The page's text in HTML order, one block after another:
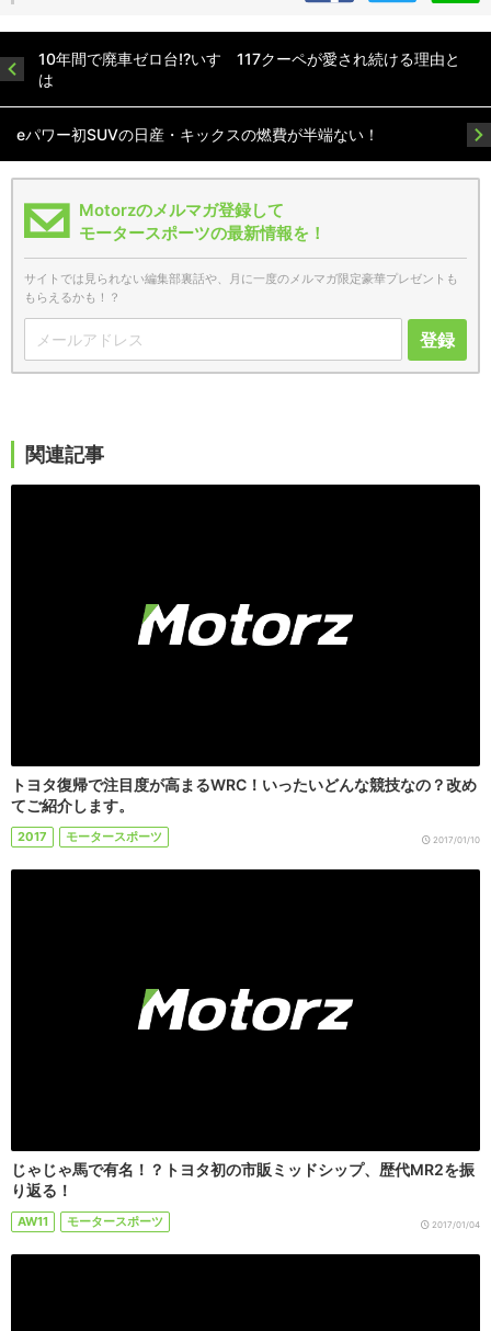
10年間で廃車ゼロ台!?いすゞ117クーペが愛され続ける理由と
は
eパワー初SUVの日産・キックスの燃費が半端ない！
Motorzのメルマガ登録して
モータースポーツの最新情報を！
サイトでは見られない編集部裏話や、月に一度のメルマガ限定豪華プレゼントも
もらえるかも！？
登録
関連記事
トヨタ復帰で注目度が高まるWRC！いったいどんな競技なの？改め
てご紹介します。
2017 モータースポーツ 2017/01/10
じゃじゃ馬で有名！？トヨタ初の市販ミッドシップ、歴代MR2を振
り返る！
AW11 モータースポーツ 2017/01/04